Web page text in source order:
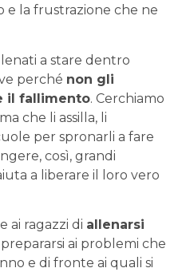
e la frustrazione che ne
a stare dentro
perché non gli
il fallimento. Cerchiamo
che li assilla, li
per spronarli a fare
così, grandi
a liberare il loro vero
ai ragazzi di allenarsi
prepararsi ai problemi che
e di fronte ai quali si